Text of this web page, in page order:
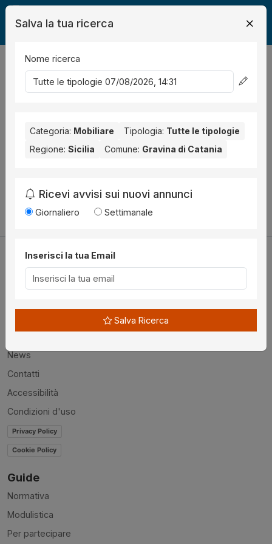
Legalmente Mobili
Immobile Residenziale
Nessun risultato per il Comune selezionato:Gravina di
Catania
. Nessun risultato per la Provincia selezionata:
Cambia la ricerca
News
Contatti
Accessibilità
Condizioni d'uso
Privacy Policy
Cookie Policy
Guide
Normativa
Modulistica
Per partecipare
Salva la tua ricerca
Nome ricerca
Categoria: Mobiliare Tipologia: Tutte le tipologie
Regione: Sicilia Comune: Gravina di Catania
Ricevi avvisi sui nuovi annunci
Giornaliero Settimanale
Inserisci la tua Email
Salva Ricerca